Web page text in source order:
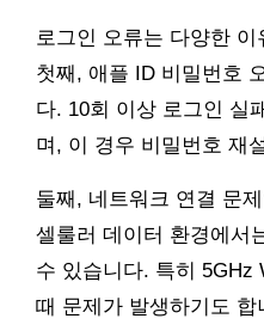
로그인 오류는 다양한
첫째, 애플 ID 비밀번호
다. 10회 이상 로그인 실
며, 이 경우 비밀번호 재
둘째, 네트워크 연결 문
셀룰러 데이터 환경에서
수 있습니다. 특히 5GHz
때 문제가 발생하기도 합